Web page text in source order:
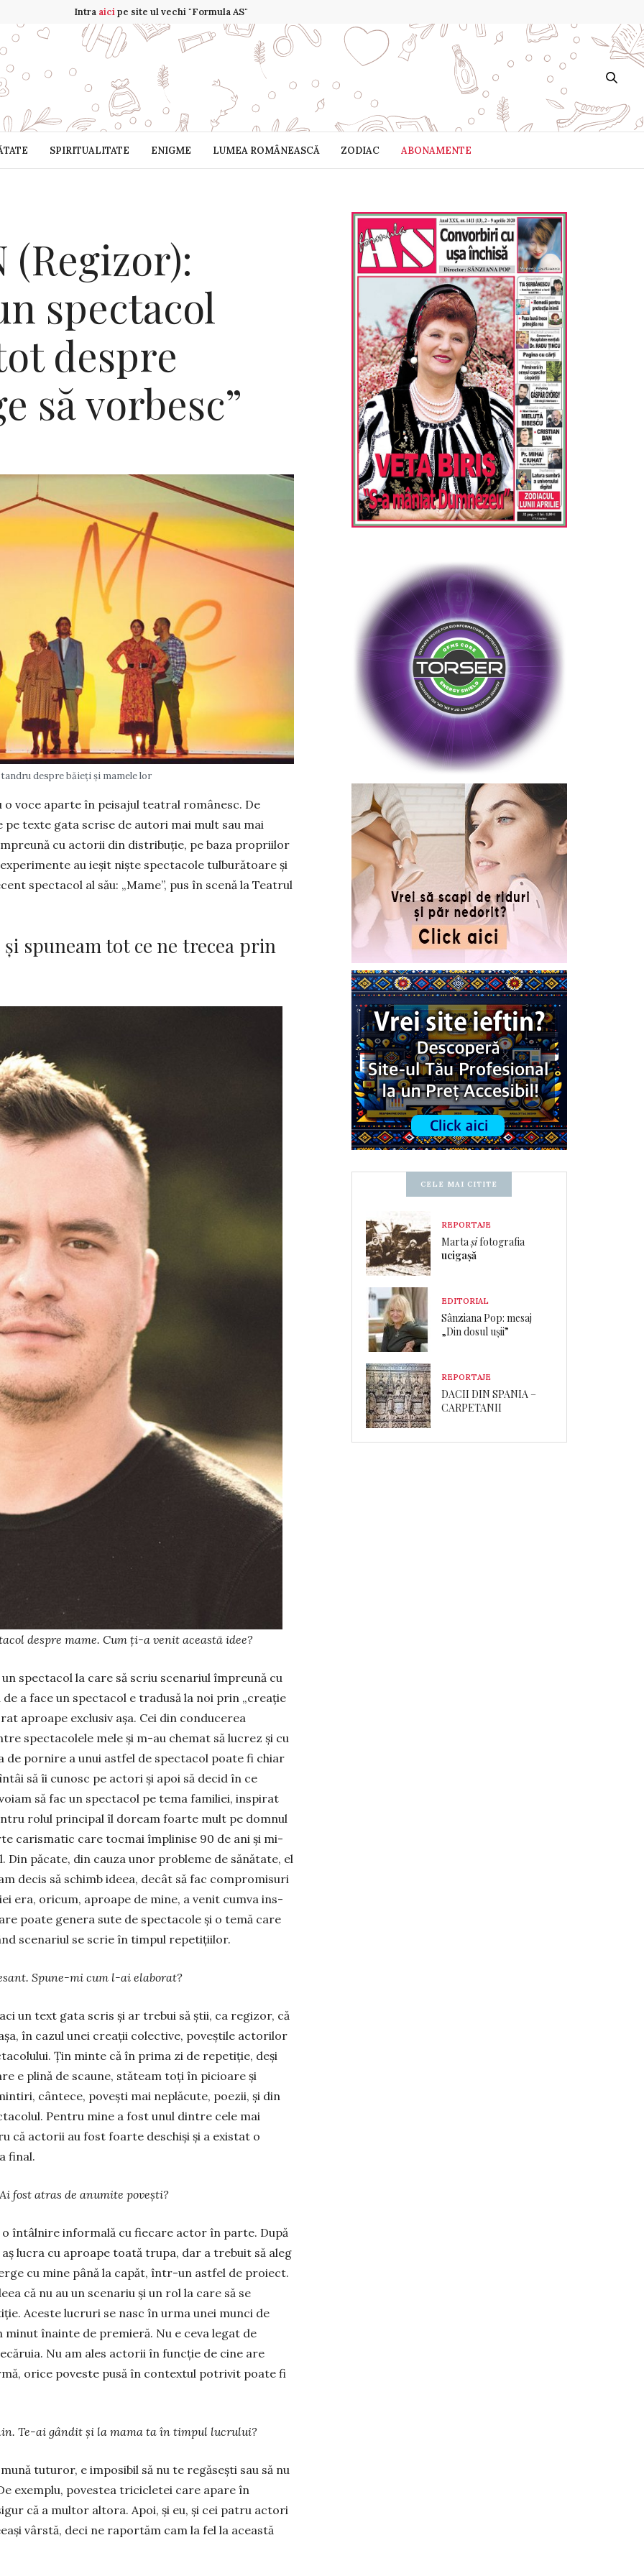
Intra aicipe site ul vechi "Formula AS"
SPIRITUALITATE ENIGME LUMEA ROMÂNEASCĂ ZODIAC ABONAMENTE
(Regizor):
spectacol
despre
să vorbesc”
despre băieți şi mamele lor
vo­ce aparte în peisajul teatral românesc. De
pe texte gata scrise de autori mai mult sau mai
cu actorii din distribuţie, pe baza propriilor
au ieşit nişte spectacole tulburătoare şi
spectacol al său: „Mame”, pus în scenă la Teatrul
spuneam tot ce ne trecea prin
despre mame. Cum ți-a venit această idee?
spec­tacol la care să scriu scenariul împreună cu
a face un spectacol e tradusă la noi prin „creație
aproape exclusiv așa. Cei din conducerea
spectacolele mele și m-au chemat să lucrez și cu
pornire a unui astfel de spectacol poate fi chiar
să îi cunosc pe actori și apoi să decid în ce
să fac un spec­tacol pe tema familiei, inspirat
rolul principal îl doream foarte mult pe domnul
carismatic care tocmai împlinise 90 de ani și mi-
păcate, din cauza unor probleme de sănătate, el
decis să schimb ideea, decât să fac com­pro­misuri
era, oricum, a­proa­pe de mi­ne, a venit cum­va ins­
poate genera sute de spectacole și o temă care
scenariul se scrie în timpul repe­ti­țiilor.
Spune-mi cum l-ai ela­borat?
un text gata scris și ar trebui să știi, ca regizor, că
în cazul unei creații colective, po­veș­tile actorilor
Țin minte că în pri­ma zi de repetiție, deși
e plină de scaune, stăteam toți în picioare și
cân­tece, povești mai neplăcute, poezii, și din
Pentru mine a fost unul dintre cele mai
că actorii au fost foarte deschiși și a existat o
final.
fost atras de anumite povești?
în­tâlnire informală cu fiecare actor în parte. După
lucra cu aproape toată trupa, dar a trebuit să aleg
cu mine până la capăt, într-un astfel de proiect.
că nu au un sce­nariu și un rol la care să se
Aceste lucruri se nasc în urma unei munci de
minut înainte de premieră. Nu e ceva legat de
Nu am ales actorii în funcție de cine are
orice poveste pusă în contextul potrivit poate fi
Te-ai gândit și la mama ta în timpul lucrului?
tuturor, e imposibil să nu te regăsești sau să nu
exemplu, povestea tricicletei care apare în
că a multor altora. Apoi, și eu, și cei patru actori
vârstă, deci ne raportăm cam la fel la această
CELE MAI CITITE
REPORTAJE
Martașifotografia
ucigașă
EDITORIAL
Sânziana Pop: mesaj
„Din dosul ușii”
REPORTAJE
DACII DIN SPANIA –
CARPETANII